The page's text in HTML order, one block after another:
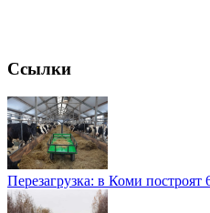
Ссылки
Перезагрузка: в Коми построят